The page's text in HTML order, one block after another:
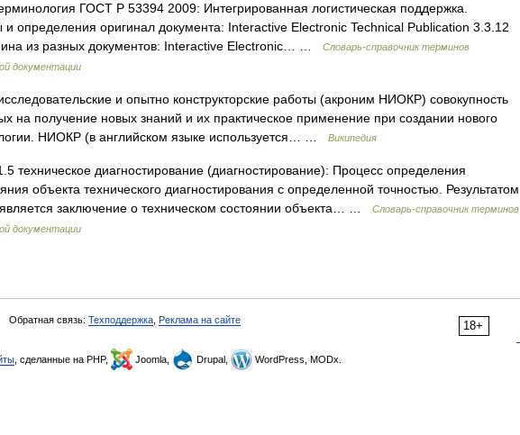
ГОСТ Р 53394 2009: Интегрированная логистическая поддержка.
определения оригинал документа: Interactive Electronic Technical Publication 3.3.12
из разных документов: Interactive Electronic… …
Словарь-справочник терминов
документации
и опытно конструкторские работы (акроним НИОКР) совокупность
на получение новых знаний и их практическое применение при создании нового
НИОКР (в английском языке используется… …
Википедия
техническое диагностирование (диагностирование): Процесс определения
объекта технического диагностирования с определенной точностью. Результатом
заключение о техническом состоянии объекта… …
Словарь-справочник терминов
документации
18+
Обратная связь: Техподдержка Реклама на сайте
, сделанные на PHP, Joomla, Drupal, WordPress, MODx.